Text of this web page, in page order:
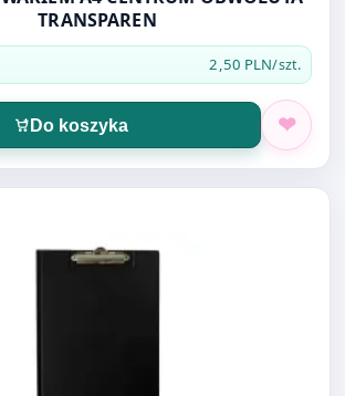
TRANSPAREN
2,50 PLN/szt.
Do koszyka
Clipboard teczka A4 CZARNA